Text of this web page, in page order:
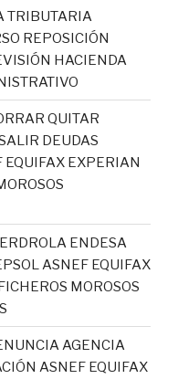
TRIBUTARIA
REPOSICIÓN
HACIENDA
QUITAR
DEUDAS
EXPERIAN
ENDESA
ASNEF EQUIFAX
MOROSOS
AGENCIA
ASNEF EQUIFAX